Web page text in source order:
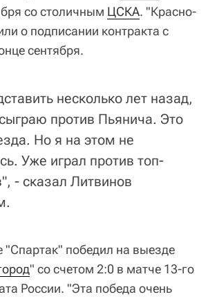
со столичным ЦСКА. "Красно-
о подписании контракта с
сентября.
несколько лет назад,
против Пьянича. Это
Но я на этом не
Уже играл против топ-
- сказал Литвинов
"Спартак" победил на выезде
" со счетом 2:0 в матче 13-го
России. "Эта победа очень